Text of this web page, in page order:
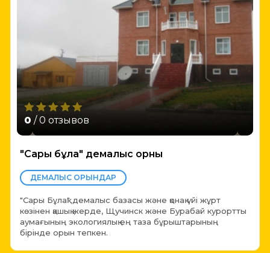
0 / 0 отзывов
"Сары бұлақ" демалыс орны
ДЕМАЛЫС ОРЫНДАР
"Сары Бұлақ" демалыс базасы және қонақ үйі жұрт
көзінен қашық жерде, Щучинск және Бурабай курортты
аумағының экологиялық ең таза бұрыштарының
бірінде орын тепкен.